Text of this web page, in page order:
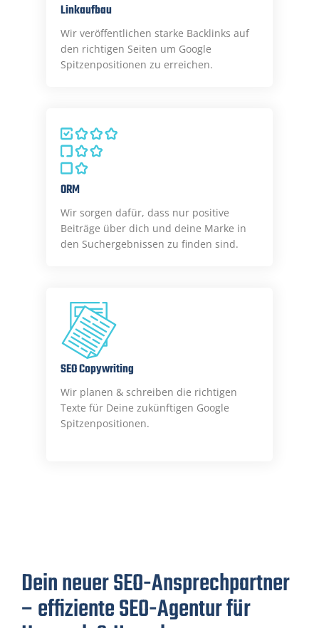
Linkaufbau
Wir veröffentlichen starke Backlinks auf
den richtigen Seiten um Google
Spitzenpositionen zu erreichen.
ORM
Wir sorgen dafür, dass nur positive
Beiträge über dich und deine Marke in
den Suchergebnissen zu finden sind.
SEO Copywriting
Wir planen & schreiben die richtigen
Texte für Deine zukünftigen Google
Spitzenpositionen.
Dein neuer SEO-Ansprechpartner
– effiziente SEO-Agentur für